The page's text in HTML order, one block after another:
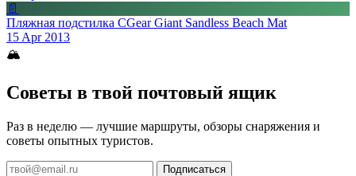
📄
Пляжная подстилка CGear Giant Sandless Beach Mat
15 Apr 2013
🏔
Советы в твой почтовый ящик
Раз в неделю — лучшие маршруты, обзоры снаряжения и
советы опытных туристов.
Подписаться